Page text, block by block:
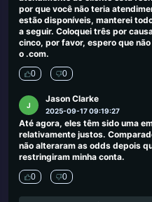
por que você não teria
estão disponíveis, manterei
a seguir. Coloquei três por
cinco, por favor, espero que
o .com.
0 0
J
Jason Clarke
2025-09-17 09:19:27
Até agora, eles têm sido uma
relativamente justos.
não alteraram as odds depois
restringiram minha conta.
0 0